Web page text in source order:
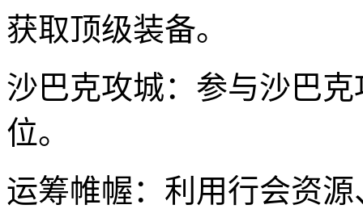
获取顶级装备。
沙巴克攻城：参与沙巴
位。
运筹帷幄：利用行会资